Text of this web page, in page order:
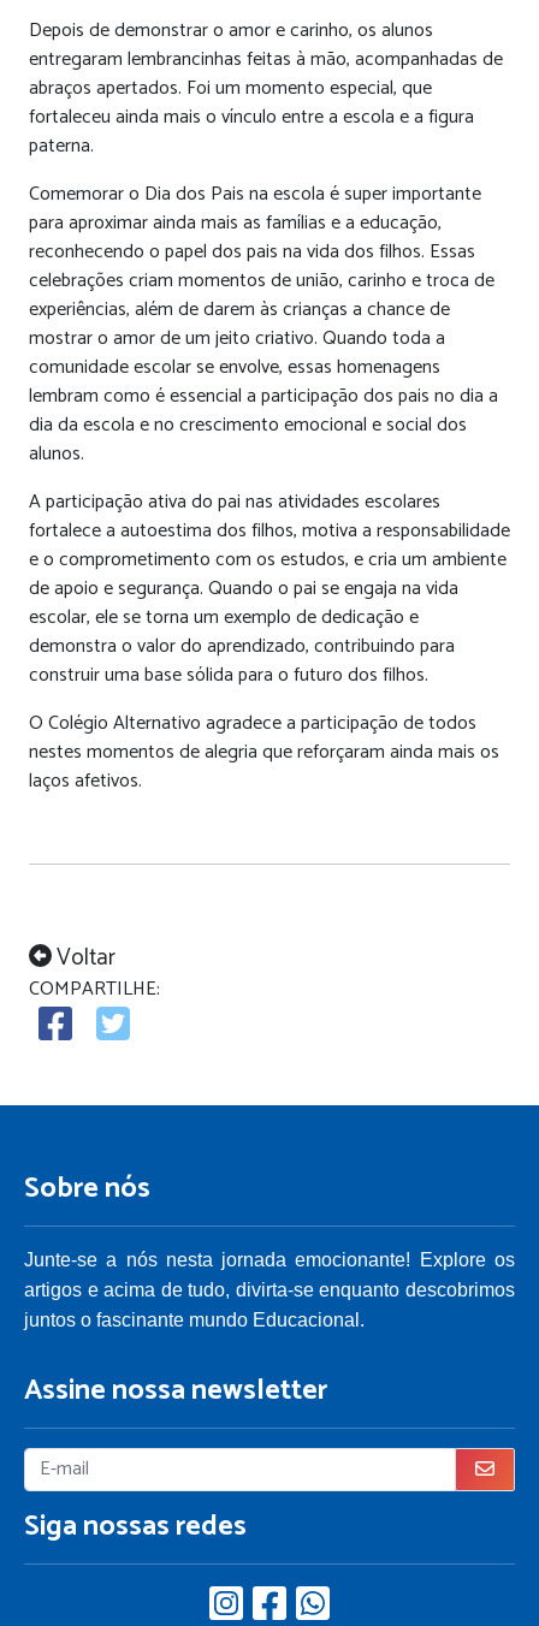
Depois de demonstrar o amor e carinho, os alunos
entregaram lembrancinhas feitas à mão, acompanhadas de
abraços apertados. Foi um momento especial, que
fortaleceu ainda mais o vínculo entre a escola e a figura
paterna.
Comemorar o Dia dos Pais na escola é super importante
para aproximar ainda mais as famílias e a educação,
reconhecendo o papel dos pais na vida dos filhos. Essas
celebrações criam momentos de união, carinho e troca de
experiências, além de darem às crianças a chance de
mostrar o amor de um jeito criativo. Quando toda a
comunidade escolar se envolve, essas homenagens
lembram como é essencial a participação dos pais no dia a
dia da escola e no crescimento emocional e social dos
alunos.
A participação ativa do pai nas atividades escolares
fortalece a autoestima dos filhos, motiva a responsabilidade
e o comprometimento com os estudos, e cria um ambiente
de apoio e segurança. Quando o pai se engaja na vida
escolar, ele se torna um exemplo de dedicação e
demonstra o valor do aprendizado, contribuindo para
construir uma base sólida para o futuro dos filhos.
O Colégio Alternativo agradece a participação de todos
nestes momentos de alegria que reforçaram ainda mais os
laços afetivos.
Voltar
COMPARTILHE:
Sobre nós
Junte-se a nós nesta jornada emocionante! Explore os
artigos e acima de tudo, divirta-se enquanto descobrimos
juntos o fascinante mundo Educacional.
Assine nossa newsletter
Siga nossas redes